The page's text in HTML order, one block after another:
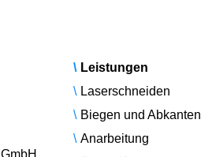
GmbH
Leistungen
Laser­schneiden
Biegen und Abkanten
Anarbeitung